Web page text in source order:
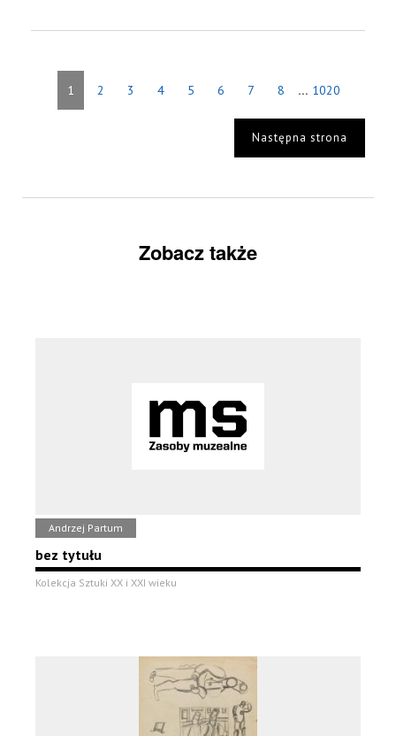
1 2 3 4 5 6 7 8 ... 1020
Następna strona
Zobacz także
Andrzej Partum
bez tytułu
Kolekcja Sztuki XX i XXI wieku